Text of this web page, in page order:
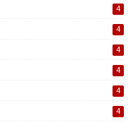
4
4
4
4
4
4